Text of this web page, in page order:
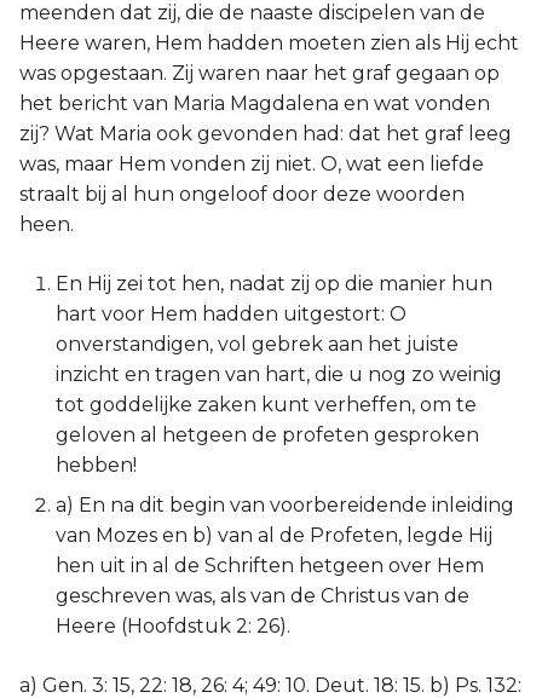
meenden dat zij, die de naaste discipelen van de
Heere waren, Hem hadden moeten zien als Hij echt
was opgestaan. Zij waren naar het graf gegaan op
het bericht van Maria Magdalena en wat vonden
zij? Wat Maria ook gevonden had: dat het graf leeg
was, maar Hem vonden zij niet. O, wat een liefde
straalt bij al hun ongeloof door deze woorden
heen.
En Hij zei tot hen, nadat zij op die manier hun
hart voor Hem hadden uitgestort: O
onverstandigen, vol gebrek aan het juiste
inzicht en tragen van hart, die u nog zo weinig
tot goddelijke zaken kunt verheffen, om te
geloven al hetgeen de profeten gesproken
hebben!
a) En na dit begin van voorbereidende inleiding
van Mozes en b) van al de Profeten, legde Hij
hen uit in al de Schriften hetgeen over Hem
geschreven was, als van de Christus van de
Heere (Hoofdstuk 2: 26).
a) Gen. 3: 15, 22: 18, 26: 4; 49: 10. Deut. 18: 15. b) Ps. 132: